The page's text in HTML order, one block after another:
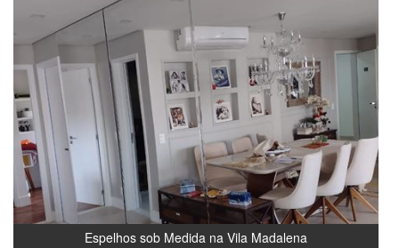
Espelhos sob Medida na Vila Madalena